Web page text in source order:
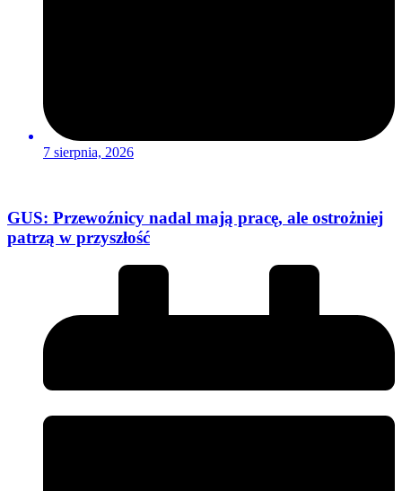
7 sierpnia, 2026
GUS: Przewoźnicy nadal mają pracę, ale ostrożniej
patrzą w przyszłość